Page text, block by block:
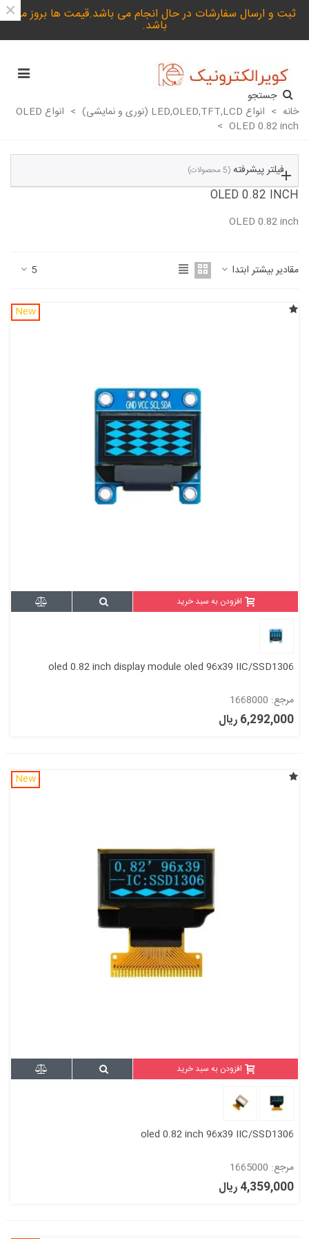
ثبت و ارسال سفارشات در حال انجام می باشد.قیمت ها بروز می
باشد.
×
جستجو
خانه > انواع LED,OLED,TFT,LCD (نوری و نمایشی) > انواع OLED
> OLED 0.82 inch
فیلتر پیشرفته (5 محصولات)
OLED 0.82 INCH
OLED 0.82 inch
مقادیر بیشتر ابتدا 5
New
افزودن به سبد خرید
oled 0.82 inch display module oled 96x39 IIC/SSD1306
مرجع: 1668000
6,292,000 ریال
New
افزودن به سبد خرید
oled 0.82 inch 96x39 IIC/SSD1306
مرجع: 1665000
4,359,000 ریال